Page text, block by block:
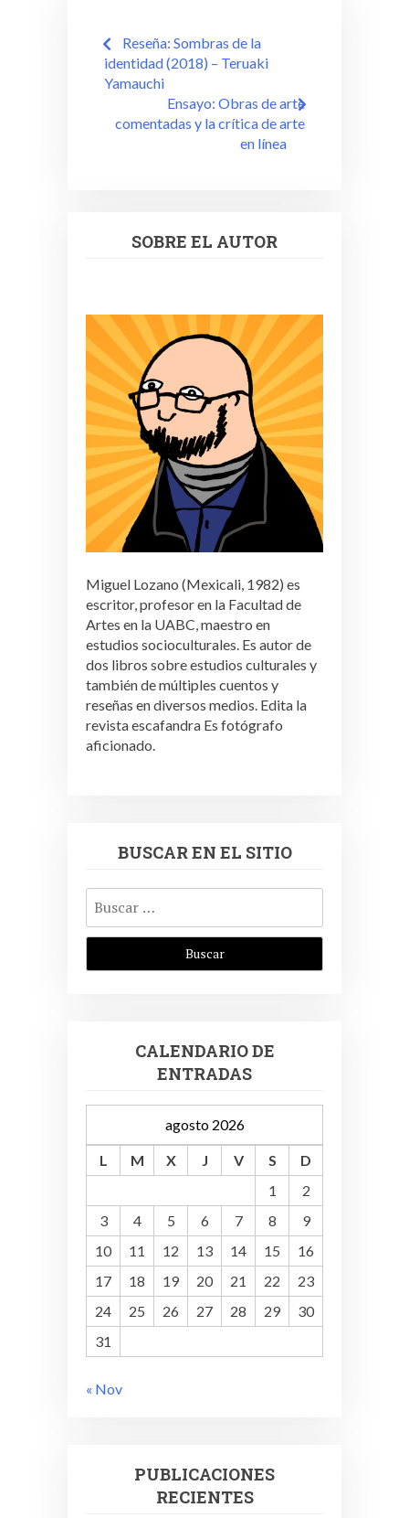
Navegación
de
entradas
Reseña: Sombras de la
identidad (2018) – Teruaki
Yamauchi
Ensayo: Obras de arte
comentadas y la crítica de arte
en línea
SOBRE EL AUTOR
Miguel Lozano (Mexicali, 1982) es
escritor, profesor en la Facultad de
Artes en la UABC, maestro en
estudios socioculturales. Es autor de
dos libros sobre estudios culturales y
también de múltiples cuentos y
reseñas en diversos medios. Edita la
revista escafandra Es fotógrafo
aficionado.
BUSCAR EN EL SITIO
Buscar:
CALENDARIO DE
ENTRADAS
agosto 2026
L M X J V S
D
1
2
3
4 5 6 7 8
9
10
11 12 13 14 15
16
17
18 19 20 21 22
23
24
25 26 27 28 29
30
31
« Nov
PUBLICACIONES
RECIENTES